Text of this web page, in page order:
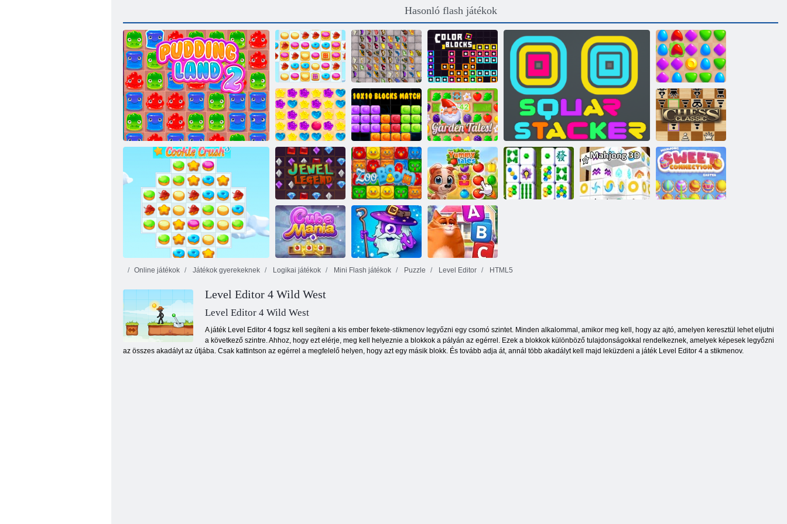
Hasonló flash játékok
Pudding föld 2
Cookie Crush 2
Pillangó Kyodai
HD
Színblokkok Mérkőzés Aréna
Candy Rain 5
10x10 blokk
mérkőzés
Kerti mesék Sakk klasszikus
Ékszer legenda Állatkert Finom mese
Kocka mánia
Online játékok Játékok gyerekeknek Logikai játékok Mini Flash játékok Puzzle Level Editor HTML5
Level Editor 4 Wild West
Level Editor 4 Wild West
A játék Level Editor 4 fogsz kell segíteni a kis ember fekete-stikmenov legyőzni egy csomó szintet. Minden alkalommal, amikor meg kell, hogy az ajtó, amelyen keresztül lehet eljutni
a következő szintre. Ahhoz, hogy ezt elérje, meg kell helyeznie a blokkok a pályán az egérrel. Ezek a blokkok különböző tulajdonságokkal rendelkeznek, amelyek képesek legyőzni
az összes akadályt az útjába. Csak kattintson az egérrel a megfelelő helyen, hogy azt egy másik blokk. És tovább adja át, annál több akadályt kell majd leküzdeni a játék Level Editor 4 a stikmenov.